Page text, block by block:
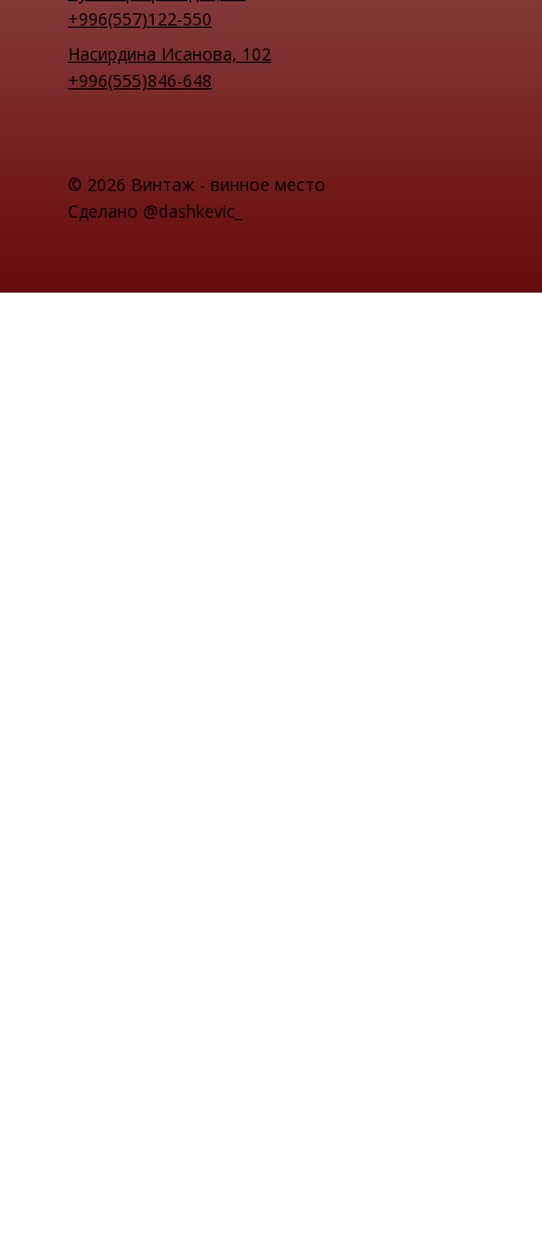
+996(557)122-550
Насирдина Исанова, 102
+996(555)846-648
© 2026 Винтаж - винное место
Сделано @dashkevic_